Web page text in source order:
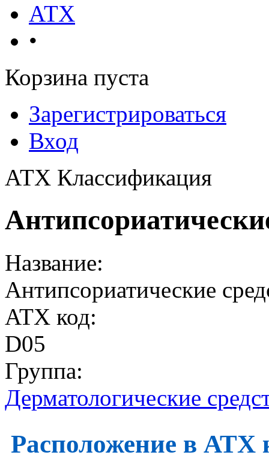
АТХ
•
Корзина пуста
Зарегистрироваться
Вход
АТХ Классификация
Название:
Антипсориатические
ATX код:
D05
Группа:
Дерматологические
Расположение в АТХ